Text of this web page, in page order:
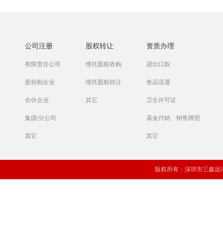
公司注册
有限责任公司
股份制企业
合伙企业
集团/分公司
其它
股权转让
维托股权收购
维托股权转让
其它
资质办理
进出口权
食品流通
卫生许可证
基金代销、销售牌照
其它
版权所有：深圳市三鑫